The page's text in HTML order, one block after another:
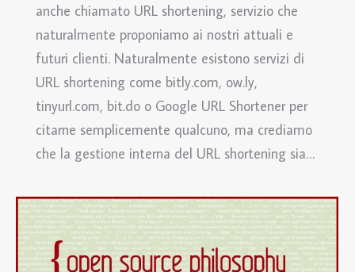
anche chiamato URL shortening, servizio che
naturalmente proponiamo ai nostri attuali e
futuri clienti. Naturalmente esistono servizi di
URL shortening come bitly.com, ow.ly,
tinyurl.com, bit.do o Google URL Shortener per
citarne semplicemente qualcuno, ma crediamo
che la gestione interna del URL shortening sia…